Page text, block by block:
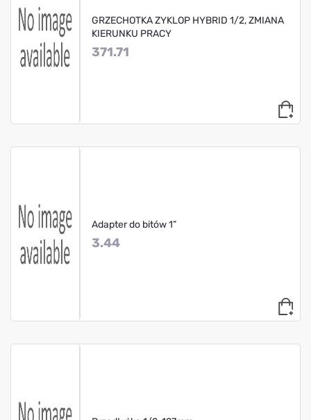
GRZECHOTKA ZYKLOP HYBRID 1/2, ZMIANA
KIERUNKU PRACY
371.71
Adapter do bitów 1”
3.44